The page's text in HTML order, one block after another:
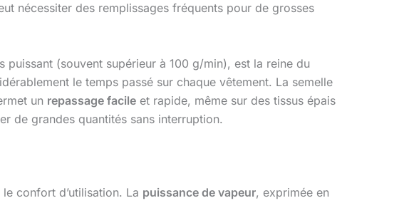
nécessiter des remplissages fréquents pour de grosses
(souvent supérieur à 100 g/min), est la reine du
le temps passé sur chaque vêtement. La semelle
un repassage facile et rapide, même sur des tissus épais
de grandes quantités sans interruption.
confort d’utilisation. La puissance de vapeur, exprimée en